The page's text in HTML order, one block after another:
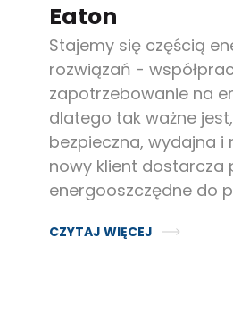
Eaton
Stajemy się częścią
rozwiązań -
zapotrzebowanie na
dlatego tak ważne
bezpieczna, wydajna i
nowy klient dostarcza
energooszczędne do
CZYTAJ WIĘCEJ